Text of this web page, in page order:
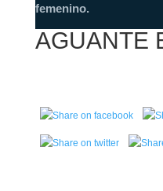
femenino.
AGUANTE